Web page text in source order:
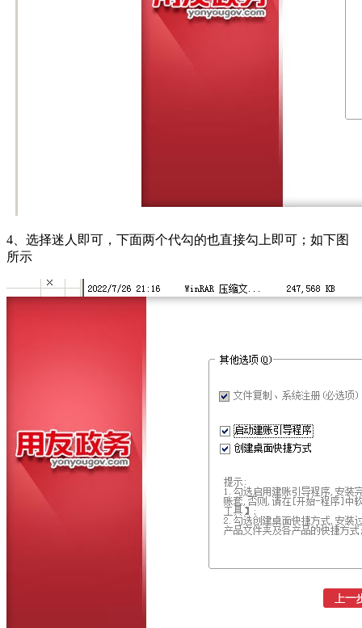
4、选择迷人即可，下面两个代勾的也直接勾上即可；如下图
所示